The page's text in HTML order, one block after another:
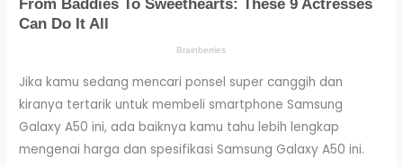
Jika kamu sedang mencari ponsel super canggih dan
kiranya tertarik untuk membeli smartphone Samsung
Galaxy A50 ini, ada baiknya kamu tahu lebih lengkap
mengenai harga dan spesifikasi Samsung Galaxy A50 ini.